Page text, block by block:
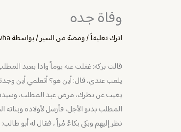
وفاة جده
اترك تعليقاً/ومضة من السير/ بواسطة
قالت بركة: غفلت عنه يوماً واذا بعبد
يلعب عندي، قال: أين هو؟ أتعلمي أين
يغيب عن نظرك، مرض عبد المطلب،
المطلب بدنو الأجل، فأرسل لأولاده
نظر إليهم وبكى بكاءً مُراً ، فقال له أبو